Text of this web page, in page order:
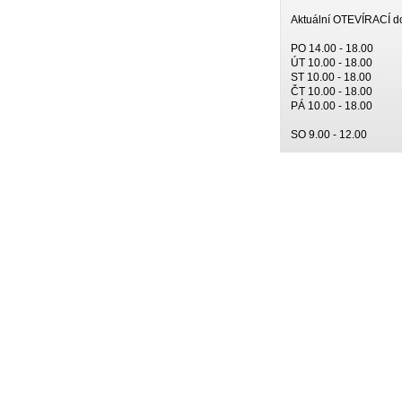
Aktuální OTEVÍRACÍ
PO 14.00 - 18.00
ÚT 10.00 - 18.00
ST 10.00 - 18.00
ČT 10.00 - 18.00
PÁ 10.00 - 18.00
SO 9.00 - 12.00